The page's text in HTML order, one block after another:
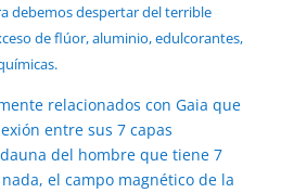
debemos despertar del terrible
de flúor, aluminio, edulcorantes,
relacionados con Gaia que
entre sus 7 capas
del hombre que tiene 7
el campo magnético de la